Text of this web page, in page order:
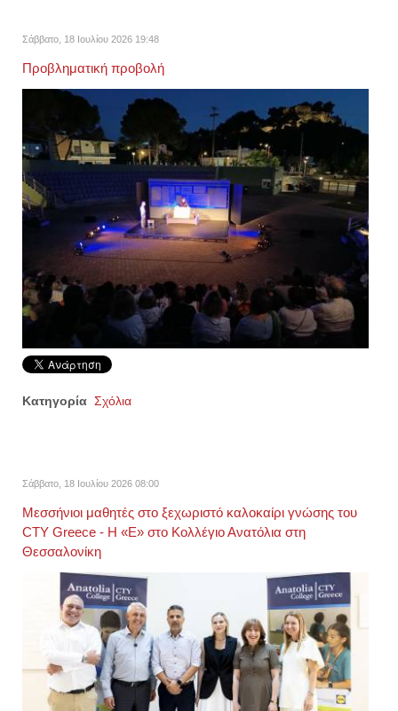
Σάββατο, 18 Ιουλίου 2026 19:48
Προβληματική προβολή
Κατηγορία Σχόλια
Σάββατο, 18 Ιουλίου 2026 08:00
Μεσσήνιοι μαθητές στο ξεχωριστό καλοκαίρι γνώσης του
CTY Greece - Η «Ε» στο Κολλέγιο Ανατόλια στη
Θεσσαλονίκη